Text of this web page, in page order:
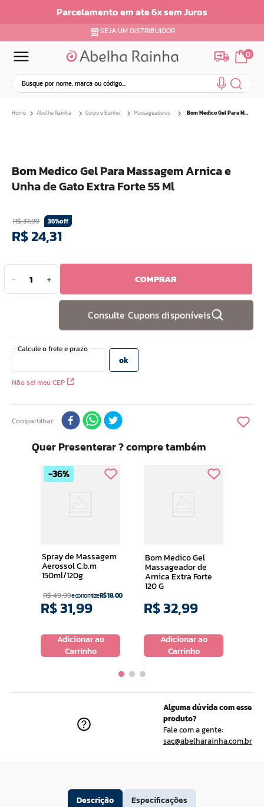
Parcelamento em ate 6x sem Juros
SEJA UM DISTRIBUIDOR
0
Busque por nome, marca ou código...
Abelha Rainha Corpo e Banho Massageadores Bom Medico Gel Para Massagem Arnica e Unha de Gato Extra Forte 55 Ml
Bom Medico Gel Para Massagem Arnica e
Unha de Gato Extra Forte 55 Ml
R$37,99 36%off
R$24,31
＋
－ COMPRAR
Consulte Cupons disponíveis
Não sei meu CEP
Compartilhar
Quer Presenterar ? compre também
36%
Spray de Massagem
Aerossol C.b.m
150ml/120g
R$49,99economizeR$18,00
R$31,99
Adicionar ao
Carrinho
Bom Medico Gel
Massageador de
Arnica Extra Forte
120 G
R$32,99
Adicionar ao
Carrinho
Alguma dúvida com esse
produto?
Fale com a gente:
sac@abelharainha.com.br
Descrição Especificações
4º
bom medico
5º
renovil
7º
creme
8
batom
9º
camiseta
10º hidratante